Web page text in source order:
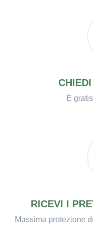
È
RICEVI I
Massima protezione